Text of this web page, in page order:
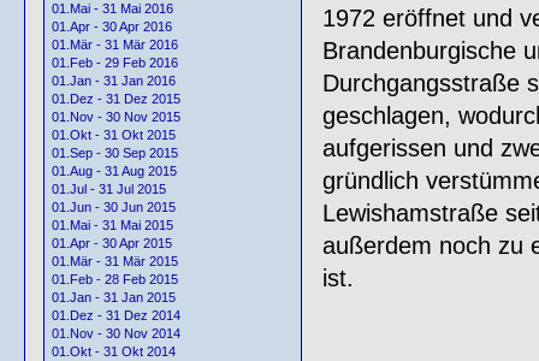
01.Mai - 31 Mai 2016
01.Apr - 30 Apr 2016
01.Mär - 31 Mär 2016
01.Feb - 29 Feb 2016
01.Jan - 31 Jan 2016
01.Dez - 31 Dez 2015
01.Nov - 30 Nov 2015
01.Okt - 31 Okt 2015
01.Sep - 30 Sep 2015
01.Aug - 31 Aug 2015
01.Jul - 31 Jul 2015
01.Jun - 30 Jun 2015
01.Mai - 31 Mai 2015
01.Apr - 30 Apr 2015
01.Mär - 31 Mär 2015
01.Feb - 28 Feb 2015
01.Jan - 31 Jan 2015
01.Dez - 31 Dez 2014
01.Nov - 30 Nov 2014
01.Okt - 31 Okt 2014
1972 eröffnet und
Brandenburgische
Durchgangsstraße
geschlagen,
aufgerissen und
gründlich
Lewishamstraße
außerdem noch zu
ist.